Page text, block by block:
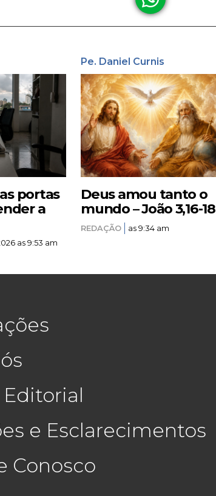
portas
a
as 9:53 am
Pe. Daniel Curnis
Deus amou tanto o
mundo – João 3,16-18
REDAÇÃO as 9:34 am
e Esclarecimentos
Conosco